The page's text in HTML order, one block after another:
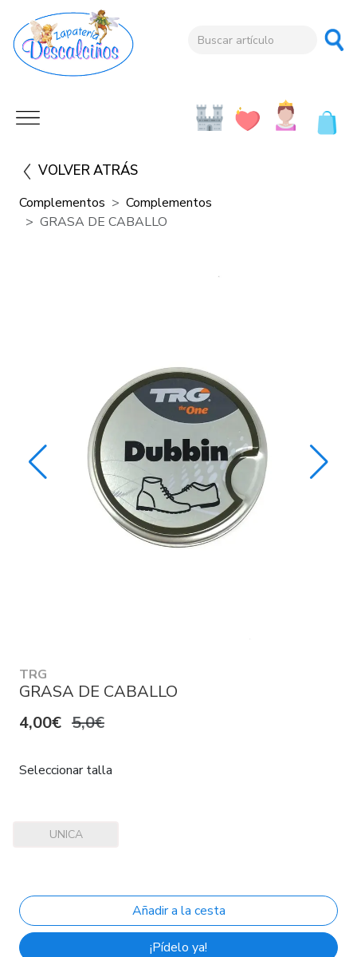
VOLVER ATRÁS
Complementos
Complementos
GRASA DE CABALLO
TRG
GRASA DE CABALLO
4,00€ 5,0€
Seleccionar talla
UNICA
¡Pídelo ya!